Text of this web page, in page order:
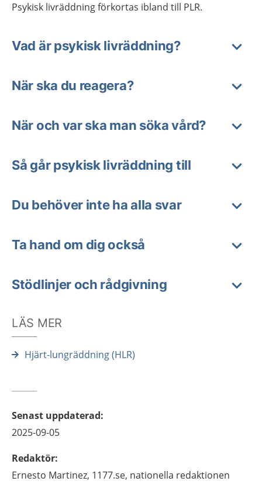
Psykisk livräddning förkortas ibland till PLR.
Vad är psykisk livräddning?
När ska du reagera?
När och var ska man söka vård?
Så går psykisk livräddning till
Du behöver inte ha alla svar
Ta hand om dig också
Stödlinjer och rådgivning
LÄS MER
Hjärt-lungräddning (HLR)
Senast uppdaterad:
2025-09-05
Redaktör:
Ernesto Martinez, 1177.se, nationella redaktionen